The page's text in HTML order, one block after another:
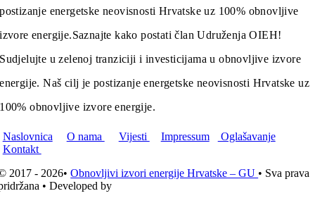
postizanje energetske neovisnosti Hrvatske uz 100% obnovljive
izvore energije.Saznajte kako postati član Udruženja OIEH!
Sudjelujte u zelenoj tranziciji i investicijama u obnovljive izvore
energije. Naš cilj je postizanje energetske neovisnosti Hrvatske uz
100% obnovljive izvore energije.
Naslovnica O nama Vijesti Impressum
Oglašavanje
Kontakt
2017 - 2026•Obnovljivi izvori energije Hrvatske – GU • Sva prava
• Developed by